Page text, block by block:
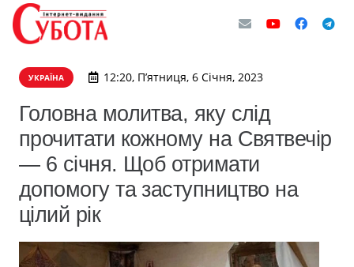
УКРАЇНА 12:20, П’ятниця, 6 Січня, 2023
Головна молитва, яку слід
прочитати кожному на Святвечір
— 6 січня. Щоб отримати
допомогу та заступництво на
цілий рік